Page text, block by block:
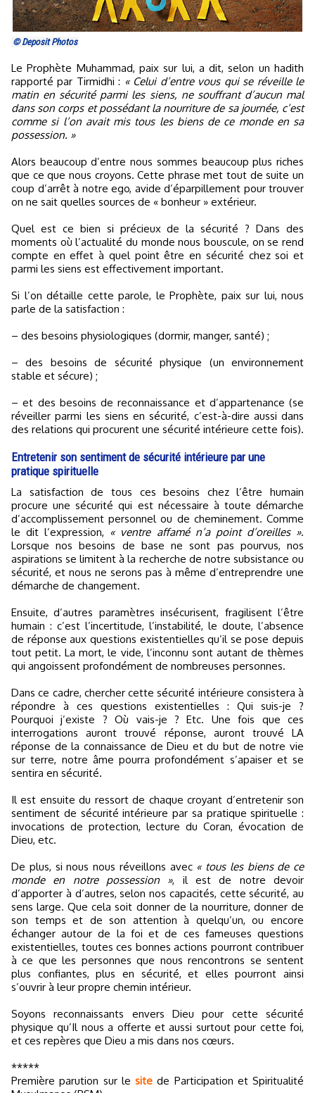
© Deposit Photos
Le Prophète Muhammad, paix sur lui, a dit, selon un hadith
rapporté par Tirmidhi : « Celui d’entre vous qui se réveille le
matin en sécurité parmi les siens, ne souffrant d’aucun mal
dans son corps et possédant la nourriture de sa journée, c’est
comme si l’on avait mis tous les biens de ce monde en sa
possession. »
Alors beaucoup d’entre nous sommes beaucoup plus riches
que ce que nous croyons. Cette phrase met tout de suite un
coup d’arrêt à notre ego, avide d’éparpillement pour trouver
on ne sait quelles sources de « bonheur » extérieur.
Quel est ce bien si précieux de la sécurité ? Dans des
moments où l’actualité du monde nous bouscule, on se rend
compte en effet à quel point être en sécurité chez soi et
parmi les siens est effectivement important.
Si l’on détaille cette parole, le Prophète, paix sur lui, nous
parle de la satisfaction :
– des besoins physiologiques (dormir, manger, santé) ;
– des besoins de sécurité physique (un environnement
stable et sécure) ;
– et des besoins de reconnaissance et d’appartenance (se
réveiller parmi les siens en sécurité, c’est-à-dire aussi dans
des relations qui procurent une sécurité intérieure cette fois).
Entretenir son sentiment de sécurité intérieure par une
pratique spirituelle
La satisfaction de tous ces besoins chez l’être humain
procure une sécurité qui est nécessaire à toute démarche
d’accomplissement personnel ou de cheminement. Comme
le dit l’expression, « ventre affamé n’a point d’oreilles ».
Lorsque nos besoins de base ne sont pas pourvus, nos
aspirations se limitent à la recherche de notre subsistance ou
sécurité, et nous ne serons pas à même d’entreprendre une
démarche de changement.
Ensuite, d’autres paramètres insécurisent, fragilisent l’être
humain : c’est l’incertitude, l’instabilité, le doute, l’absence
de réponse aux questions existentielles qu’il se pose depuis
tout petit. La mort, le vide, l’inconnu sont autant de thèmes
qui angoissent profondément de nombreuses personnes.
Dans ce cadre, chercher cette sécurité intérieure consistera à
répondre à ces questions existentielles : Qui suis-je ?
Pourquoi j’existe ? Où vais-je ? Etc. Une fois que ces
interrogations auront trouvé réponse, auront trouvé LA
réponse de la connaissance de Dieu et du but de notre vie
sur terre, notre âme pourra profondément s’apaiser et se
sentira en sécurité.
Il est ensuite du ressort de chaque croyant d’entretenir son
sentiment de sécurité intérieure par sa pratique spirituelle :
invocations de protection, lecture du Coran, évocation de
Dieu, etc.
De plus, si nous nous réveillons avec « tous les biens de ce
monde en notre possession », il est de notre devoir
d’apporter à d’autres, selon nos capacités, cette sécurité, au
sens large. Que cela soit donner de la nourriture, donner de
son temps et de son attention à quelqu’un, ou encore
échanger autour de la foi et de ces fameuses questions
existentielles, toutes ces bonnes actions pourront contribuer
à ce que les personnes que nous rencontrons se sentent
plus confiantes, plus en sécurité, et elles pourront ainsi
s’ouvrir à leur propre chemin intérieur.
Soyons reconnaissants envers Dieu pour cette sécurité
physique qu’Il nous a offerte et aussi surtout pour cette foi,
et ces repères que Dieu a mis dans nos cœurs.
*****
Première parution sur le site de Participation et Spiritualité